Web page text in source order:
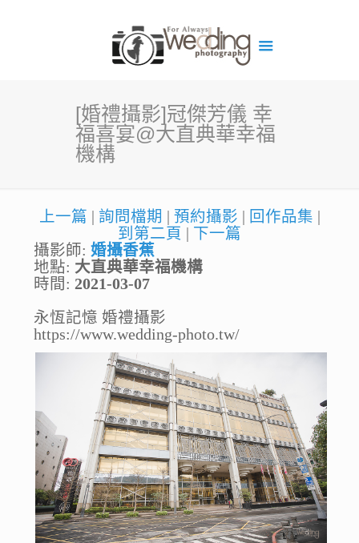
[婚禮攝影]冠傑芳儀 幸
福喜宴@大直典華幸福
機構
上一篇 詢問檔期 預約攝影 回作品集
到第二頁
下一篇
攝影師: 婚攝香蕉
地點: 大直典華幸福機構
時間: 2021-03-07
永恆記憶 婚禮攝影
https://www.wedding-photo.tw/